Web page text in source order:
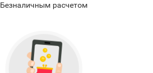
Безналичным расчетом